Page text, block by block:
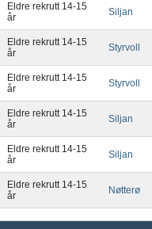
Eldre rekrutt 14-15
år
Siljan
Eldre rekrutt 14-15
år
Styrvoll
Eldre rekrutt 14-15
år
Styrvoll
Eldre rekrutt 14-15
år
Siljan
Eldre rekrutt 14-15
år
Siljan
Eldre rekrutt 14-15
år
Nøtterø